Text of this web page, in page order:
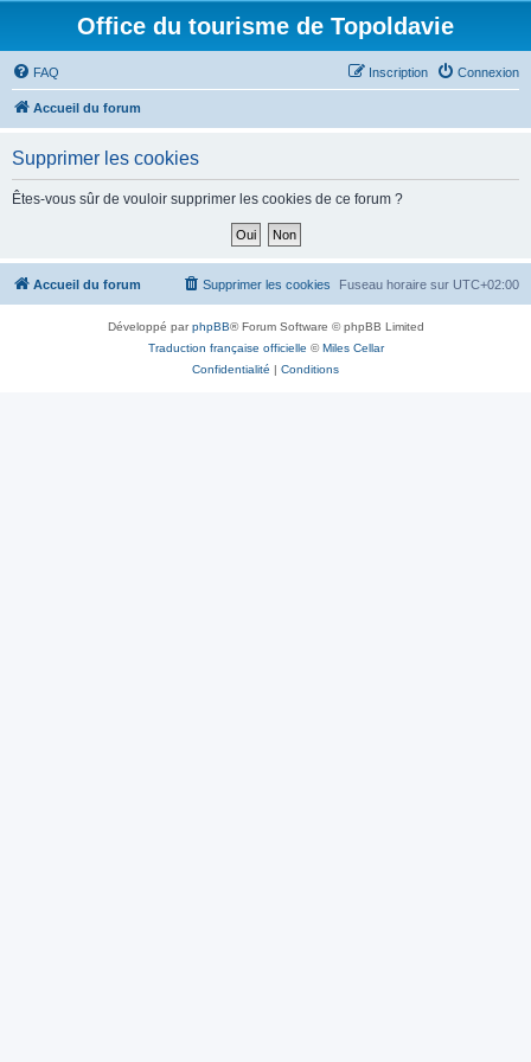
Office du tourisme de Topoldavie
FAQ Connexion
Inscription
Accueil du forum
Supprimer les cookies
Êtes-vous sûr de vouloir supprimer les cookies de ce forum ?
Accueil du forum Fuseau horaire sur UTC+02:00
Supprimer les cookies
Développé parphpBB® Forum Software © phpBB Limited
Traduction française officielle ©Miles Cellar
Confidentialité | Conditions